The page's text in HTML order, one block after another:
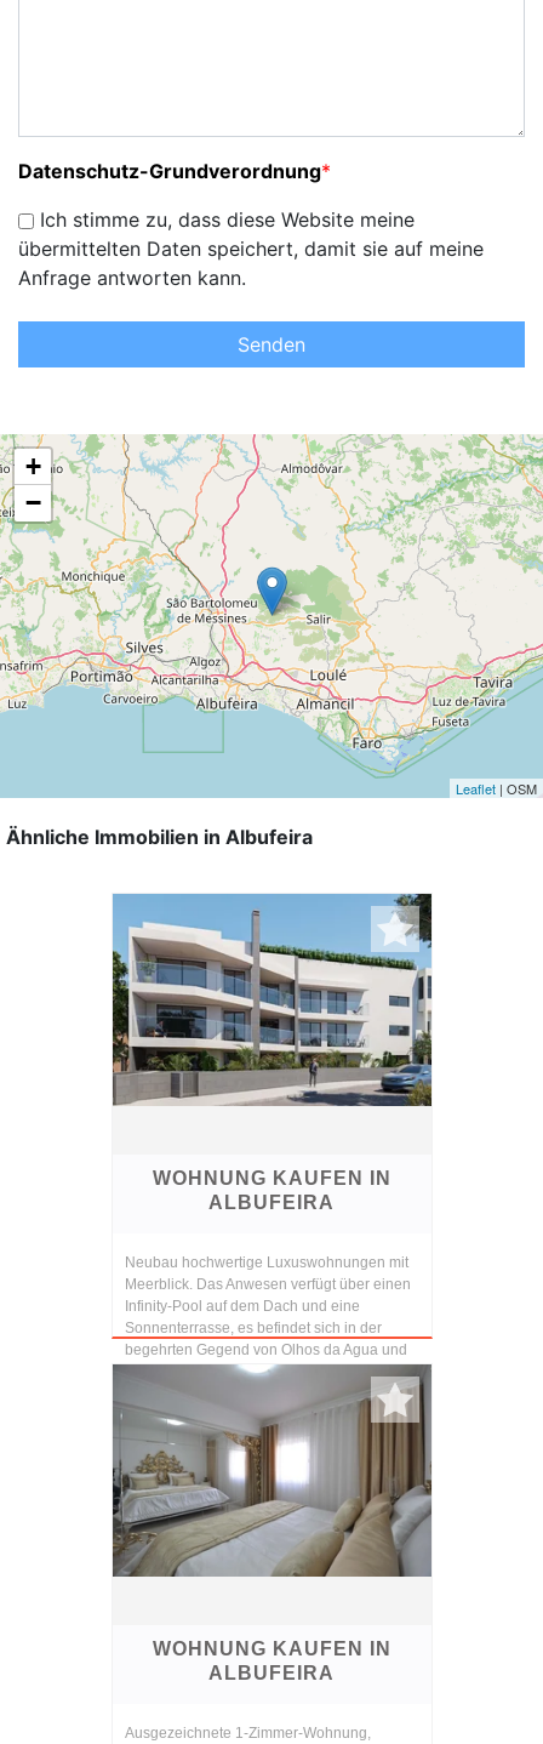
Datenschutz-Grundverordnung*
Ich stimme zu, dass diese Website meine
übermittelten Daten speichert, damit sie auf meine
Anfrage antworten kann.
Senden
+
−
Leaflet | OSM
Ähnliche Immobilien in Albufeira
WOHNUNG KAUFEN IN
ALBUFEIRA
Neubau hochwertige Luxuswohnungen mit
Meerblick. Das Anwesen verfügt über einen
Infinity-Pool auf dem Dach und eine
Sonnenterrasse, es befindet sich in der
begehrten Gegend von Olhos da Agua und
nur wenige Gehminute...
WOHNUNG KAUFEN IN
ALBUFEIRA
Ausgezeichnete 1-Zimmer-Wohnung,